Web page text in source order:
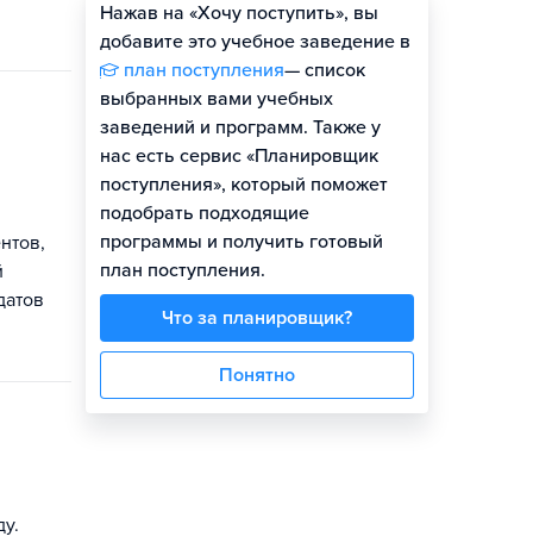
Нажав на «Хочу поступить», вы
добавите это учебное заведение в
план поступления— список
выбранных вами учебных
заведений и программ. Также у
нас есть сервис «Планировщик
поступления», который поможет
подобрать подходящие
программы и получить готовый
план поступления.
Что за планировщик?
Понятно
Оценить шансы